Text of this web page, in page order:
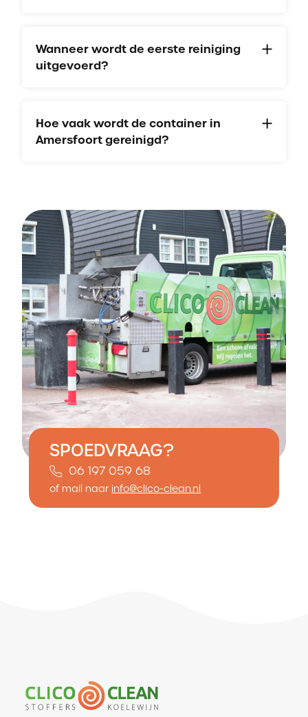
Wanneer wordt de eerste reiniging
uitgevoerd?
Hoe vaak wordt de container in
Amersfoort gereinigd?
SPOEDVRAAG?
06 197 059 68
of mail naar info@clico-clean.nl